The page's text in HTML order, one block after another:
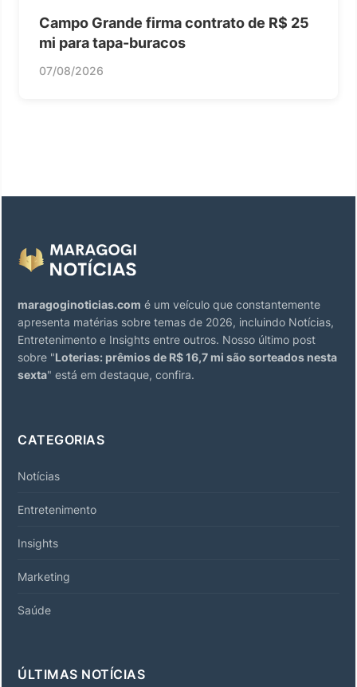
Campo Grande firma contrato de R$ 25
mi para tapa-buracos
07/08/2026
maragoginoticias.com é um veículo que constantemente
apresenta matérias sobre temas de 2026, incluindo Notícias,
Entretenimento e Insights entre outros. Nosso último post
sobre "Loterias: prêmios de R$ 16,7 mi são sorteados nesta
sexta" está em destaque, confira.
CATEGORIAS
Notícias
Entretenimento
Insights
Marketing
Saúde
ÚLTIMAS NOTÍCIAS